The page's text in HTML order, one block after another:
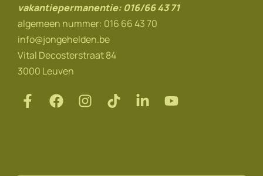
vakantiepermanentie: 016/66 43 71
algemeen nummer: 016 66 43 70
info@jongehelden.be
Vital Decosterstraat 84
3000 Leuven